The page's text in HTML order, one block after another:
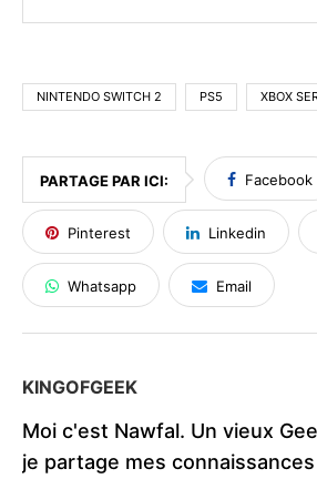
NINTENDO SWITCH 2 PS5 XBOX
PARTAGE PAR ICI: Facebook
Pinterest Linkedin
Whatsapp Email
KINGOFGEEK
Moi c'est Nawfal. Un vieux
je partage mes